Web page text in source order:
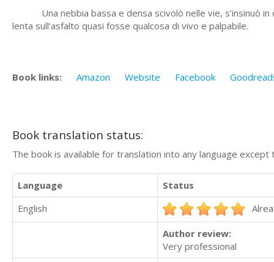
Una nebbia bassa e densa scivolò nelle vie, s’insinuò in
lenta sull’asfalto quasi fosse qualcosa di vivo e palpabile.
Book links: Amazon Website Facebook
Book translation status:
The book is available for translation into any language
Language
Status
English
Author review:
Very professional